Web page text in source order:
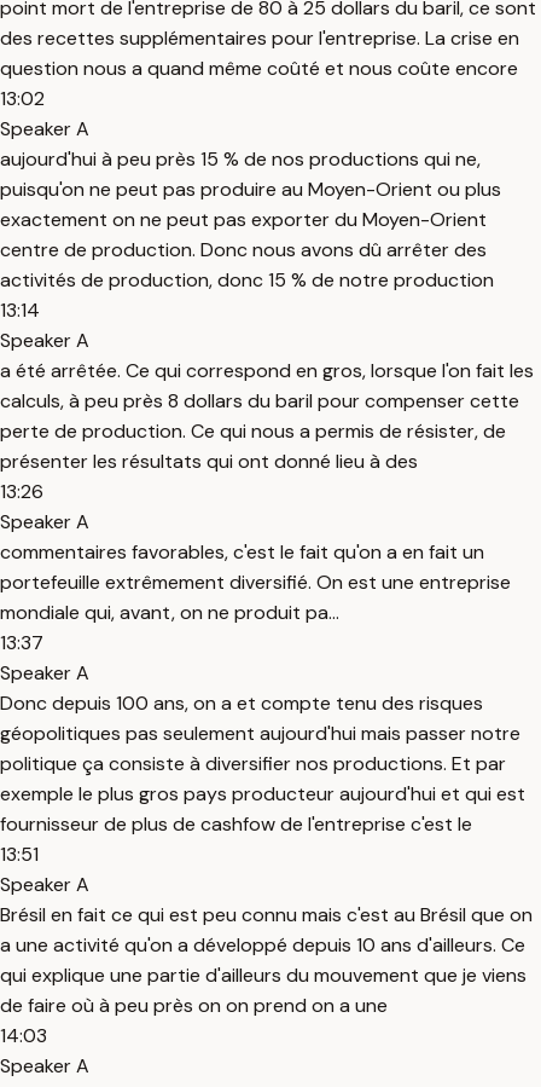
point mort de l'entreprise de 80 à 25 dollars du baril, ce sont
des recettes supplémentaires pour l'entreprise. La crise en
question nous a quand même coûté et nous coûte encore
13:02
Speaker A
aujourd'hui à peu près 15 % de nos productions qui ne,
puisqu'on ne peut pas produire au Moyen-Orient ou plus
exactement on ne peut pas exporter du Moyen-Orient
centre de production. Donc nous avons dû arrêter des
activités de production, donc 15 % de notre production
13:14
Speaker A
a été arrêtée. Ce qui correspond en gros, lorsque l'on fait les
calculs, à peu près 8 dollars du baril pour compenser cette
perte de production. Ce qui nous a permis de résister, de
présenter les résultats qui ont donné lieu à des
13:26
Speaker A
commentaires favorables, c'est le fait qu'on a en fait un
portefeuille extrêmement diversifié. On est une entreprise
mondiale qui, avant, on ne produit pa...
13:37
Speaker A
Donc depuis 100 ans, on a et compte tenu des risques
géopolitiques pas seulement aujourd'hui mais passer notre
politique ça consiste à diversifier nos productions. Et par
exemple le plus gros pays producteur aujourd'hui et qui est
fournisseur de plus de cashfow de l'entreprise c'est le
13:51
Speaker A
Brésil en fait ce qui est peu connu mais c'est au Brésil que on
a une activité qu'on a développé depuis 10 ans d'ailleurs. Ce
qui explique une partie d'ailleurs du mouvement que je viens
de faire où à peu près on on prend on a une
14:03
Speaker A